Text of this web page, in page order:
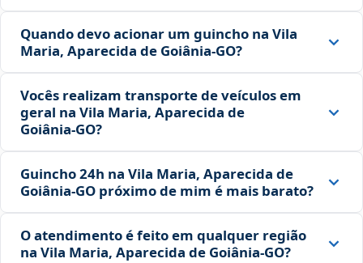
Quando devo acionar um guincho na Vila
Maria, Aparecida de Goiânia‑GO?
Vocês realizam transporte de veículos em
geral na Vila Maria, Aparecida de
Goiânia‑GO?
Guincho 24h na Vila Maria, Aparecida de
Goiânia‑GO próximo de mim é mais barato?
O atendimento é feito em qualquer região
na Vila Maria, Aparecida de Goiânia‑GO?